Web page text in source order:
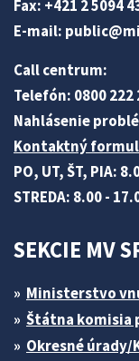
Fax: +421 2 5094
E-mail:
Call centrum:
Telefón: 0800 222
Nahlásenie
Kontaktný
PO, UT, ŠT, PIA:
STREDA: 8.00 -
SEKCIE MV
Ministerstvo
Štátna komisia
Okresné